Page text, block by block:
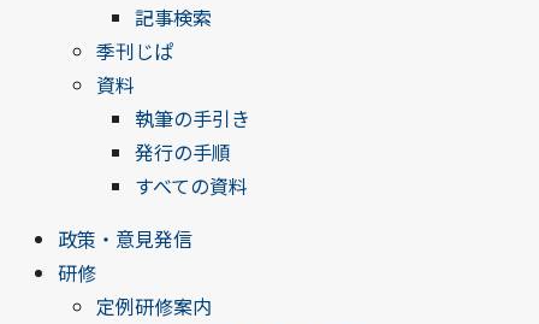
記事検索
季刊じぱ
資料
執筆の手引き
発行の手順
すべての資料
政策・意見発信
研修
定例研修案内